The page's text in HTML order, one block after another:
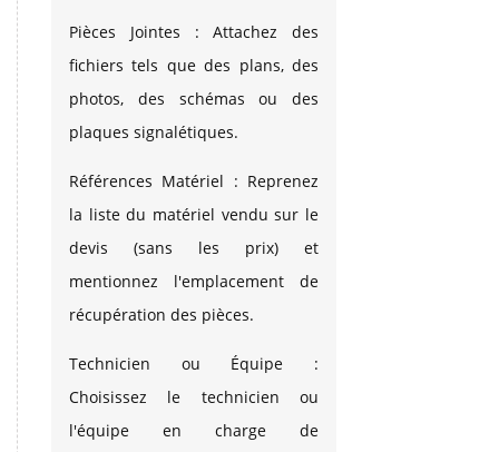
Pièces Jointes : Attachez des
fichiers tels que des plans, des
photos, des schémas ou des
plaques signalétiques.
Références Matériel : Reprenez
la liste du matériel vendu sur le
devis (sans les prix) et
mentionnez l'emplacement de
récupération des pièces.
Technicien ou Équipe :
Choisissez le technicien ou
l'équipe en charge de